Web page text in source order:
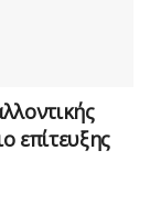
επίτευξης